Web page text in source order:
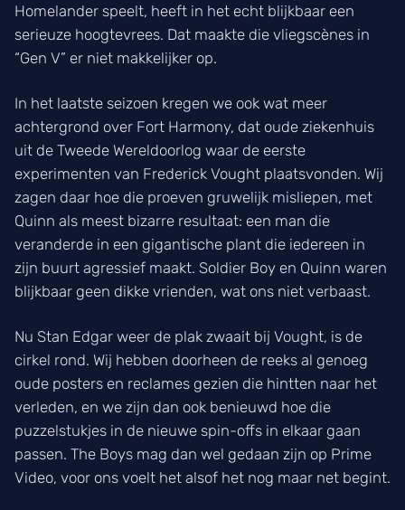
Homelander speelt, heeft in het echt blijkbaar een
serieuze hoogtevrees. Dat maakte die vliegscènes in
“Gen V” er niet makkelijker op.
In het laatste seizoen kregen we ook wat meer
achtergrond over Fort Harmony, dat oude ziekenhuis
uit de Tweede Wereldoorlog waar de eerste
experimenten van Frederick Vought plaatsvonden. Wij
zagen daar hoe die proeven gruwelijk misliepen, met
Quinn als meest bizarre resultaat: een man die
veranderde in een gigantische plant die iedereen in
zijn buurt agressief maakt. Soldier Boy en Quinn waren
blijkbaar geen dikke vrienden, wat ons niet verbaast.
Nu Stan Edgar weer de plak zwaait bij Vought, is de
cirkel rond. Wij hebben doorheen de reeks al genoeg
oude posters en reclames gezien die hintten naar het
verleden, en we zijn dan ook benieuwd hoe die
puzzelstukjes in de nieuwe spin-offs in elkaar gaan
passen. The Boys mag dan wel gedaan zijn op Prime
Video, voor ons voelt het alsof het nog maar net begint.